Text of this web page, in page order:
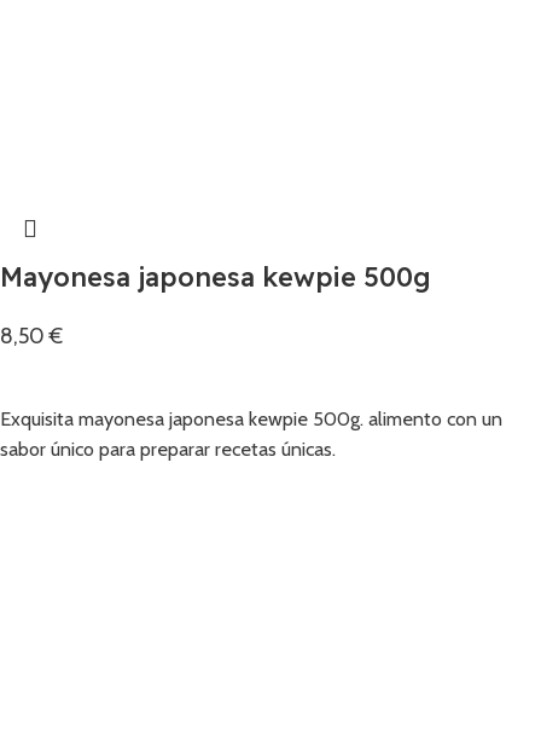
Mayonesa japonesa kewpie 500g
8,50€
Exquisita mayonesa japonesa kewpie 500g. alimento con un
sabor único para preparar recetas únicas.